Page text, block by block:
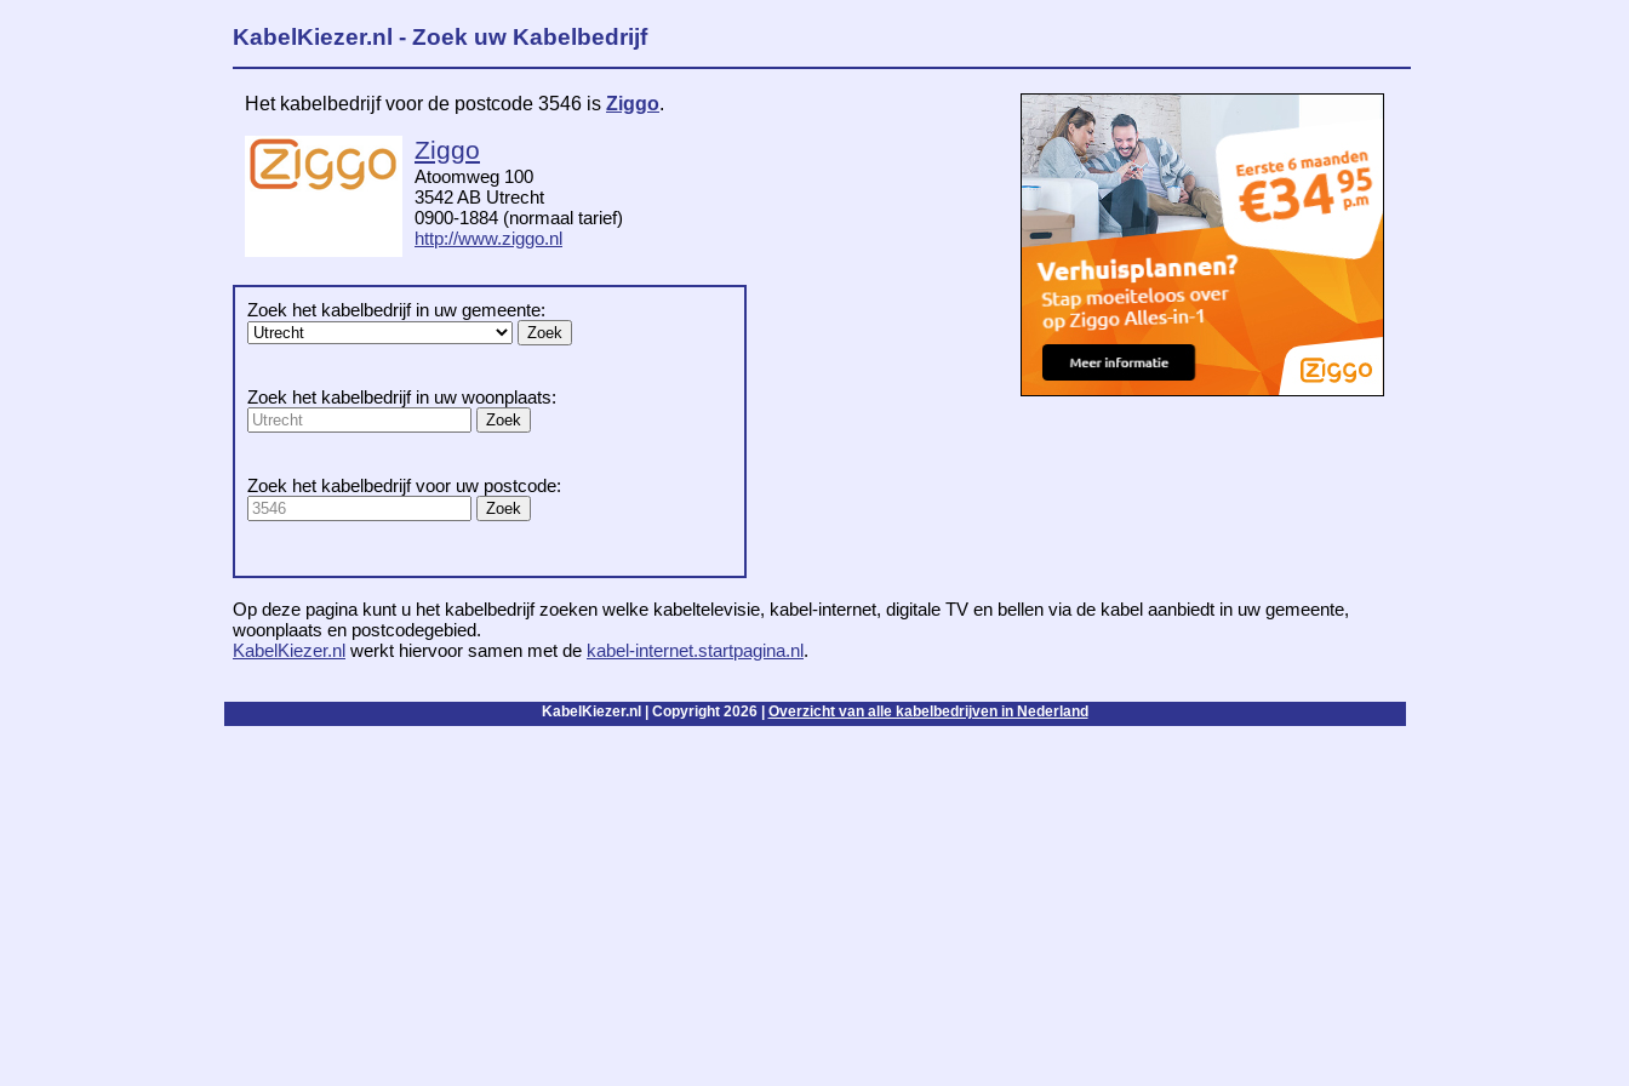
KabelKiezer.nl - Zoek uw Kabelbedrijf
Het kabelbedrijf voor de postcode 3546 is Ziggo.
Ziggo
Atoomweg 100
3542 AB Utrecht
0900-1884 (normaal tarief)
http://www.ziggo.nl
Zoek het kabelbedrijf in uw gemeente:
Zoek het kabelbedrijf in uw woonplaats:
Zoek het kabelbedrijf voor uw postcode:
Op deze pagina kunt u het kabelbedrijf zoeken welke kabeltelevisie, kabel-internet, digitale TV en bellen via de kabel aanbiedt in uw gemeente,
woonplaats en postcodegebied.
KabelKiezer.nl werkt hiervoor samen met de kabel-internet.startpagina.nl.
KabelKiezer.nl | Copyright 2026 | Overzicht van alle kabelbedrijven in Nederland